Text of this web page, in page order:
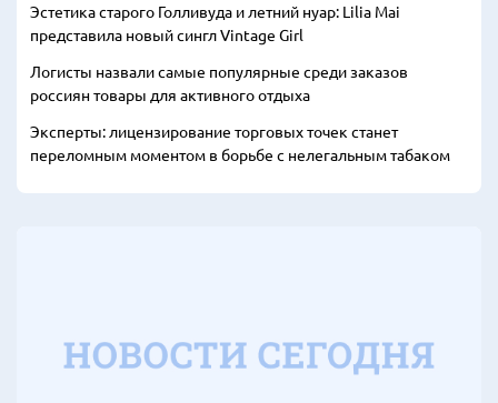
Эстетика старого Голливуда и летний нуар: Lilia Mai
представила новый сингл Vintage Girl
Логисты назвали самые популярные среди заказов
россиян товары для активного отдыха
Эксперты: лицензирование торговых точек станет
переломным моментом в борьбе с нелегальным табаком